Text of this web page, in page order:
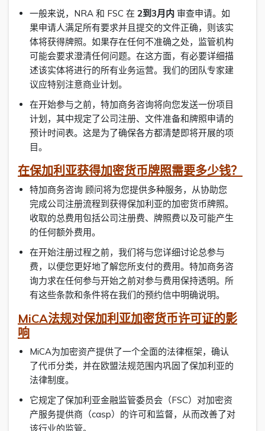
一般来说，NRA 和 FSC 在 2到3月内 审查申请。如
果申请人满足所有要求并且提交的文件正确，则该实
体将获得牌照。如果存在任何不准确之处，监管机构
可能会要求澄清任何问题。在这方面，有必要详细描
述该实体将进行的所有业务运营。我们的团队专家建
议应特别注意商业计划。
在开始参与之前，特加商务咨询将向您发送一份项目
计划，其中规定了公司注册、文件准备和牌照申请的
预计时间表。这是为了确保各方都清楚即将开展的项
目。
在保加利亚获得加密货币牌照需要多少钱？
特加商务咨询 顾问将为您提供多种服务，从协助您
完成公司注册流程到获得保加利亚的加密货币牌照。
收取的总费用包括公司注册费、牌照费以及可能产生
的任何额外费用。
在开始注册过程之前，我们将与您详细讨论总参与
费，以便您更好地了解您所支付的费用。特加商务咨
询力求在任何参与开始之前对参与费用保持透明。所
有这些条款和条件将在我们的预约信中明确说明。
MiCA法规对保加利亚加密货币许可证的影
响
MiCA为加密资产提供了一个全面的法律框架，确认
了代币分类，并在欧盟法规范围内巩固了保加利亚的
法律制度。
它规定了保加利亚金融监管委员会（FSC）对加密资
产服务提供商（casp）的许可和监督，从而改善了对
该行业的监管。